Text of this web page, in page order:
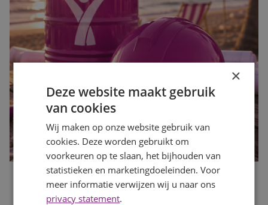
Waarom de bouwvak hét moment is om op zoek te gaan
naar een nieuwe baan
×
Deze website maakt gebruik
van cookies
Wij maken op onze website gebruik van
cookies. Deze worden gebruikt om
voorkeuren op te slaan, het bijhouden van
statistieken en marketingdoeleinden. Voor
meer informatie verwijzen wij u naar ons
privacy statement.